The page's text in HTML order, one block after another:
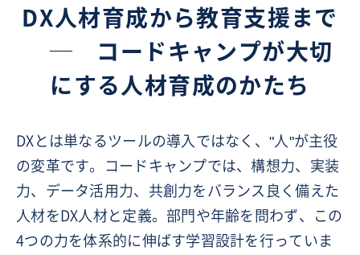
DX人材育成から教育支援まで
─ コードキャンプが大切
にする人材育成のかたち
DXとは単なるツールの導入ではなく、"人"が主役
の変革です。コードキャンプでは、構想力、実装
力、データ活用力、共創力をバランス良く備えた
人材をDX人材と定義。部門や年齢を問わず、この
4つの力を体系的に伸ばす学習設計を行っていま